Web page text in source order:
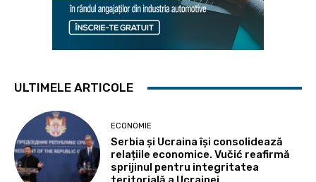
ULTIMELE ARTICOLE
ECONOMIE
Serbia și Ucraina își consolidează
relațiile economice. Vučić reafirmă
sprijinul pentru integritatea